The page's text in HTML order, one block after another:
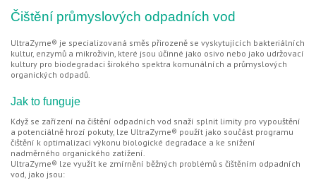
Čištění průmyslových odpadních vod
UltraZyme® je specializovaná směs přirozeně se vyskytujících bakteriálních
kultur, enzymů a mikroživin, které jsou účinné jako osivo nebo jako udržovací
kultury pro biodegradaci širokého spektra komunálních a průmyslových
organických odpadů.
Jak to funguje
Když se zařízení na čištění odpadních vod snaží splnit limity pro vypouštění
a potenciálně hrozí pokuty, lze UltraZyme® použít jako součást programu
čištění k optimalizaci výkonu biologické degradace a ke snížení
nadměrného organického zatížení.
UltraZyme® lze využít ke zmírnění běžných problémů s čištěním odpadních
vod, jako jsou: